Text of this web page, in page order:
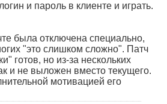
и пароль в клиенте и играть.
была отключена специально,
"это слишком сложно". Патч
готов, но из-за нескольких
и не выложен вместо текущего.
мотивацией его